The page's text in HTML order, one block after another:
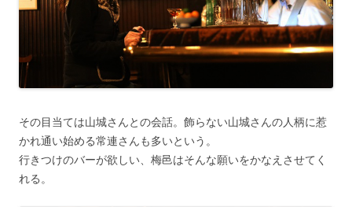
その目当ては山城さんとの会話。飾らない山城さんの人柄に惹
かれ通い始める常連さんも多いという。
行きつけのバーが欲しい、梅邑はそんな願いをかなえさせてく
れる。